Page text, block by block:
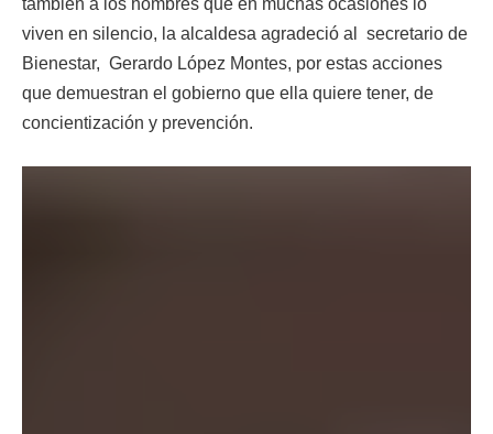
también a los hombres que en muchas ocasiones lo
viven en silencio, la alcaldesa agradeció al secretario de
Bienestar, Gerardo López Montes, por estas acciones
que demuestran el gobierno que ella quiere tener, de
concientización y prevención.